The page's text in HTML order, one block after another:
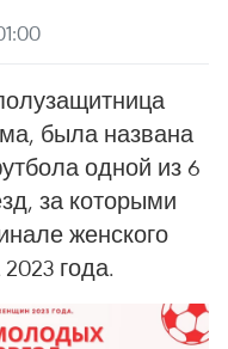
была названа
одной из 6
за которыми
женского
года.